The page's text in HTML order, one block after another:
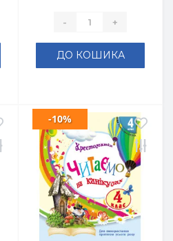
- +
ДО КОШИКА
-10%